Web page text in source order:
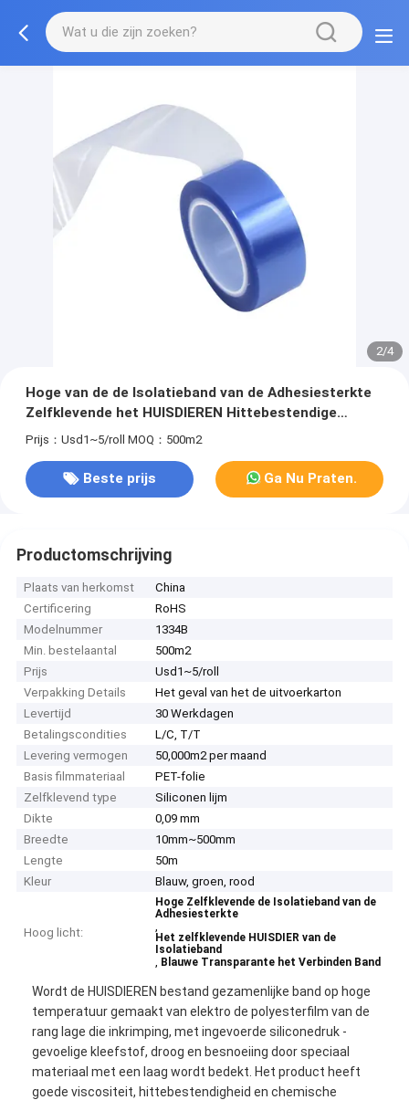
2/4
Hoge van de de Isolatieband van de Adhesiesterkte
Zelfklevende het HUISDIEREN Hittebestendige
Blauwe Transparant
Prijs：Usd1~5/roll MOQ：500m2
Beste prijs Ga Nu Praten.
Productomschrijving
Plaats van herkomst
China
Certificering
RoHS
Modelnummer
1334B
Min. bestelaantal
500m2
Prijs
Usd1~5/roll
Verpakking Details
Het geval van het de uitvoerkarton
Levertijd
30 Werkdagen
Betalingscondities
L/C, T/T
Levering vermogen
50,000m2 per maand
Basis filmmateriaal
PET-folie
Zelfklevend type
Siliconen lijm
Dikte
0,09 mm
Breedte
10mm~500mm
Lengte
50m
Kleur
Blauw, groen, rood
Hoog licht:
Hoge Zelfklevende de Isolatieband van de
Adhesiesterkte
,
Het zelfklevende HUISDIER van de
Isolatieband
, Blauwe Transparante het Verbinden Band
Wordt de HUISDIEREN bestand gezamenlijke band op hoge
temperatuur gemaakt van elektro de polyesterfilm van de
rang lage die inkrimping, met ingevoerde siliconedruk -
gevoelige kleefstof, droog en besnoeiing door speciaal
materiaal met een laag wordt bedekt. Het product heeft
goede viscositeit, hittebestendigheid en chemische